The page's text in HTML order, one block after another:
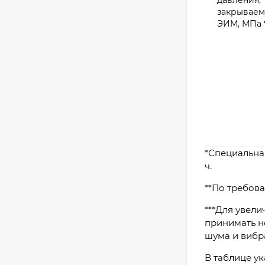
ЭИМ, МПа
ч.
**По
***Для
принимать
шума и
В таблице